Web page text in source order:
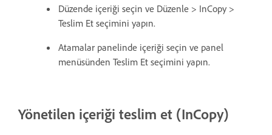
Düzende içeriği seçin ve Düzenle > InCopy >
Teslim Et seçimini yapın.
Atamalar panelinde içeriği seçin ve panel
menüsünden Teslim Et seçimini yapın.
Yönetilen içeriği teslim et (InCopy)